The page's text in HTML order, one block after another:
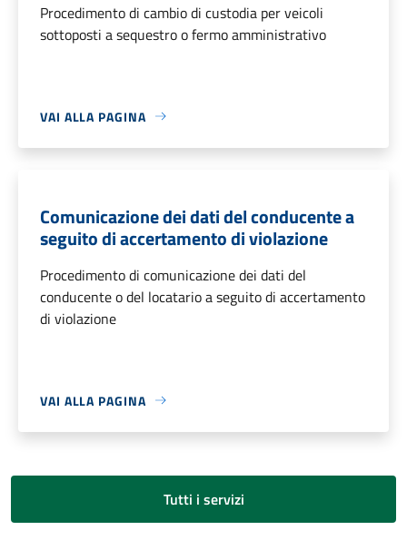
Procedimento di cambio di custodia per veicoli
sottoposti a sequestro o fermo amministrativo
VAI ALLA PAGINA
Comunicazione dei dati del conducente a
seguito di accertamento di violazione
Procedimento di comunicazione dei dati del
conducente o del locatario a seguito di accertamento
di violazione
VAI ALLA PAGINA
Tutti i servizi